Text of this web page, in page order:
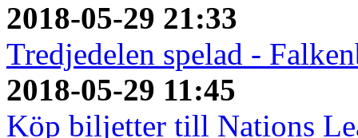
2018-05-29 21:33
Tredjedelen spelad -
2018-05-29 11:45
Köp biljetter till Nations